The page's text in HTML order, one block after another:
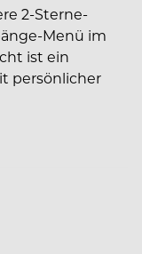
2-Sterne-
Menü im
ist ein
persönlicher